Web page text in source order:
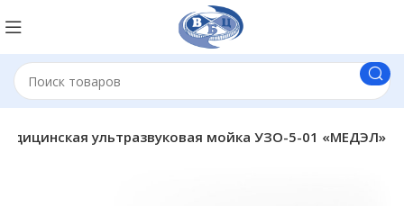
ультразвуковая мойка УЗО-5-01 «МЕДЭЛ»